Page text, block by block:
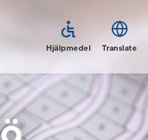
Hjälpmedel Translate